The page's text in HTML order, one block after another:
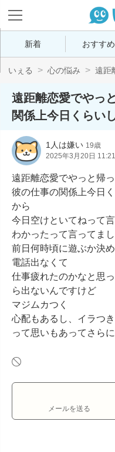
新着 おすすめ
いぇる 心の悩み 遠距
遠距離恋愛でやっ
関係上今日くらい
1人は嫌い 19歳
2025年3月20日 11:21
遠距離恋愛でやっと帰
彼の仕事の関係上今日
から
今日空けといてねって
わかったって言ってまし
前日何時頃に遊ぶか決
電話出なくて
仕事疲れたのかなと思
ら出ないんですけど
マジムカつく
心配もあるし、イラつ
って思いもあってさら
メールを送る